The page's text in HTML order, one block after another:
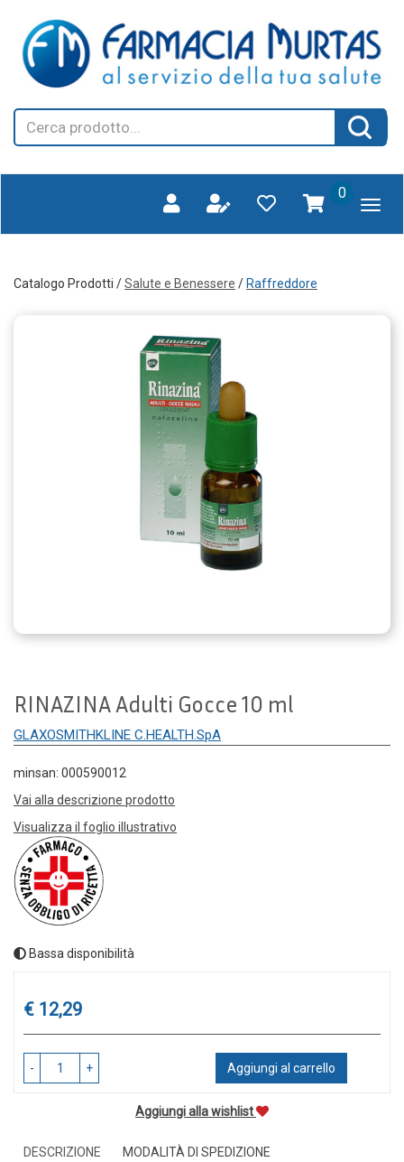
contenuto
principale
SCANO
Cerca
Prodotto
0prodotti
inseriti
Catalogo Prodotti /Salute e Benessere / Raffreddore
RINAZINA Adulti Gocce 10 ml
GLAXOSMITHKLINE C.HEALTH.SpA
minsan: 000590012
Vai alla descrizione prodotto
Visualizza il foglio illustrativo
Bassa disponibilità
Prezzo
€ 12,29
- + Aggiungi al carrello
Aggiungi alla wishlist
DESCRIZIONE
MODALITÀ DI SPEDIZIONE